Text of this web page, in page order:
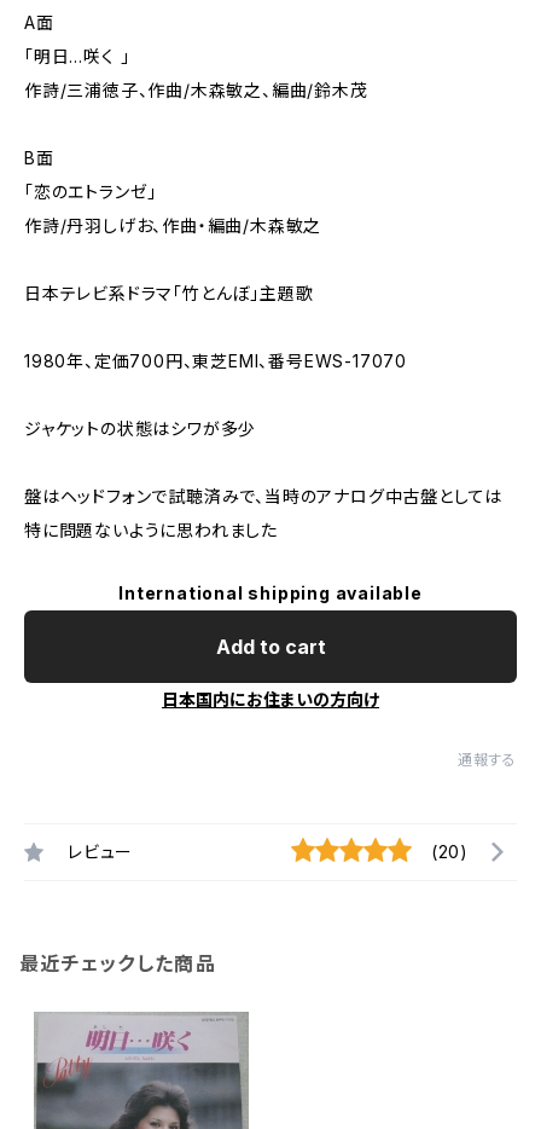
A面
「明日…咲く 」
作詩/三浦徳子、作曲/木森敏之、編曲/鈴木茂
B面
「恋のエトランゼ」
作詩/丹羽しげお、作曲・編曲/木森敏之
日本テレビ系ドラマ「竹とんぼ」主題歌
1980年、定価700円、東芝EMI、番号EWS-17070
ジャケットの状態はシワが多少
盤はヘッドフォンで試聴済みで、当時のアナログ中古盤としては
特に問題ないように思われました
International shipping available
Add to cart
日本国内にお住まいの方向け
通報する
レビュー (20)
最近チェックした商品